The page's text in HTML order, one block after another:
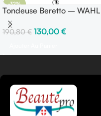
-32%
Tondeuse Beretto – WAHL
190,80€ 130,00 €